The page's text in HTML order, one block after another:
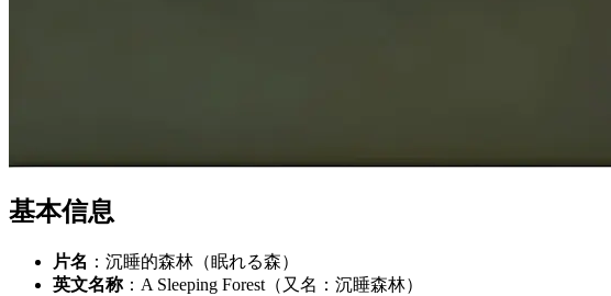
基本信息
片名 ：沉睡的森林（眠れる森）
英文名称：A Sleeping Forest（又名：沉睡森林）